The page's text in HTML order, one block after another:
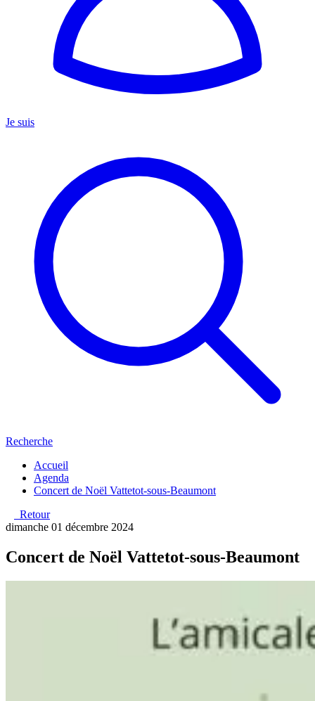
Je suis
Recherche
Accueil
Agenda
Concert de Noël Vattetot-sous-Beaumont
Retour
dimanche 01 décembre 2024
Concert de Noël Vattetot-sous-Beaumont